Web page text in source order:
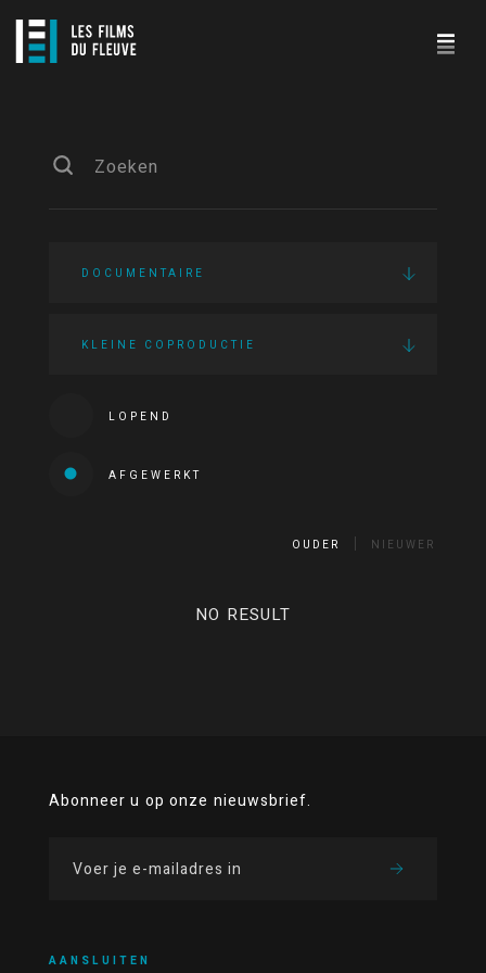
DOCUMENTAIRE
KLEINE COPRODUCTIE
LOPEND
AFGEWERKT
OUDER NIEUWER
NO RESULT
Abonneer u op onze nieuwsbrief.
AANSLUITEN